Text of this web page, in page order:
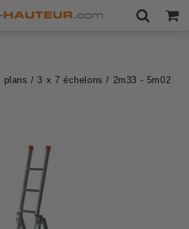
plans / 3 x 7 échelons / 2m33 - 5m02